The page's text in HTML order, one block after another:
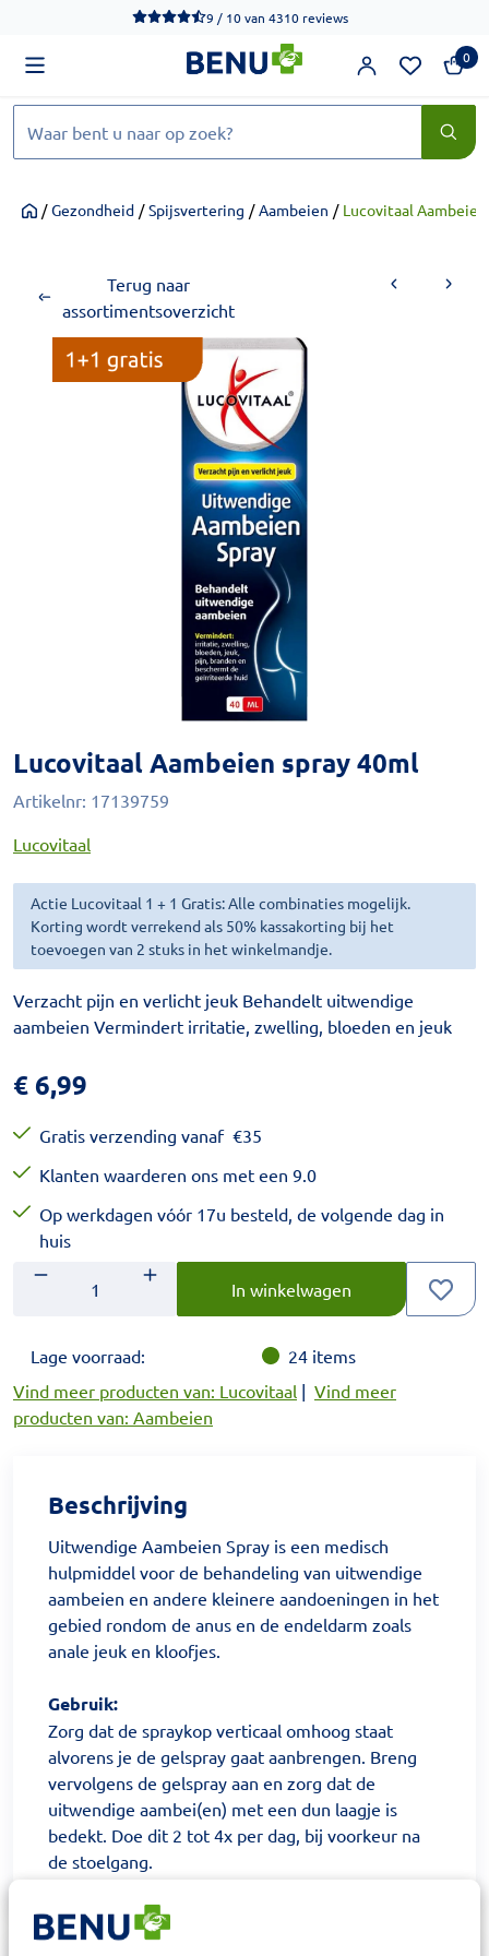
We werken momenteel hard aan het verbeteren van de
9 / 10van 4310 reviews
0
Home
/ Gezondheid / Spijsvertering / Aambeien / Lucovitaal
Terug naar
assortimentsoverzicht
Lucovitaal Aambeien spray 40ml
Artikelnr: 17139759
Lucovitaal
Actie Lucovitaal 1 + 1 Gratis: Alle combinaties mogelijk.
Korting wordt verrekend als 50% kassakorting bij het
toevoegen van 2 stuks in het winkelmandje.
Verzacht pijn en verlicht jeuk Behandelt uitwendige
aambeien Vermindert irritatie, zwelling, bloeden en jeuk
€ 6,99
Gratis verzending vanaf €35
Klanten waarderen ons met een 9.0
Op werkdagen vóór 17u besteld, de volgende dag in
huis
Aantal
Voer het gewenste aantal in.
In winkelwagen
Lage voorraad: 24 items
Vind meer producten van: Lucovitaal | Vind meer
producten van: Aambeien
Beschrijving
Uitwendige Aambeien Spray is een medisch
hulpmiddel voor de behandeling van uitwendige
aambeien en andere kleinere aandoeningen in het
gebied rondom de anus en de endeldarm zoals
anale jeuk en kloofjes.
Gebruik:
Zorg dat de spraykop verticaal omhoog staat
alvorens je de gelspray gaat aanbrengen. Breng
vervolgens de gelspray aan en zorg dat de
uitwendige aambei(en) met een dun laagje is
bedekt. Doe dit 2 tot 4x per dag, bij voorkeur na
de stoelgang.